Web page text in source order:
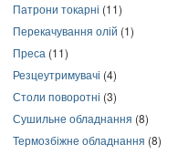
Патрони токарні (11)
Перекачування олій (1)
Преса (11)
Резцеутримувачі (4)
Столи поворотні (3)
Сушильне обладнання (8)
Термозбіжне обладнання (8)